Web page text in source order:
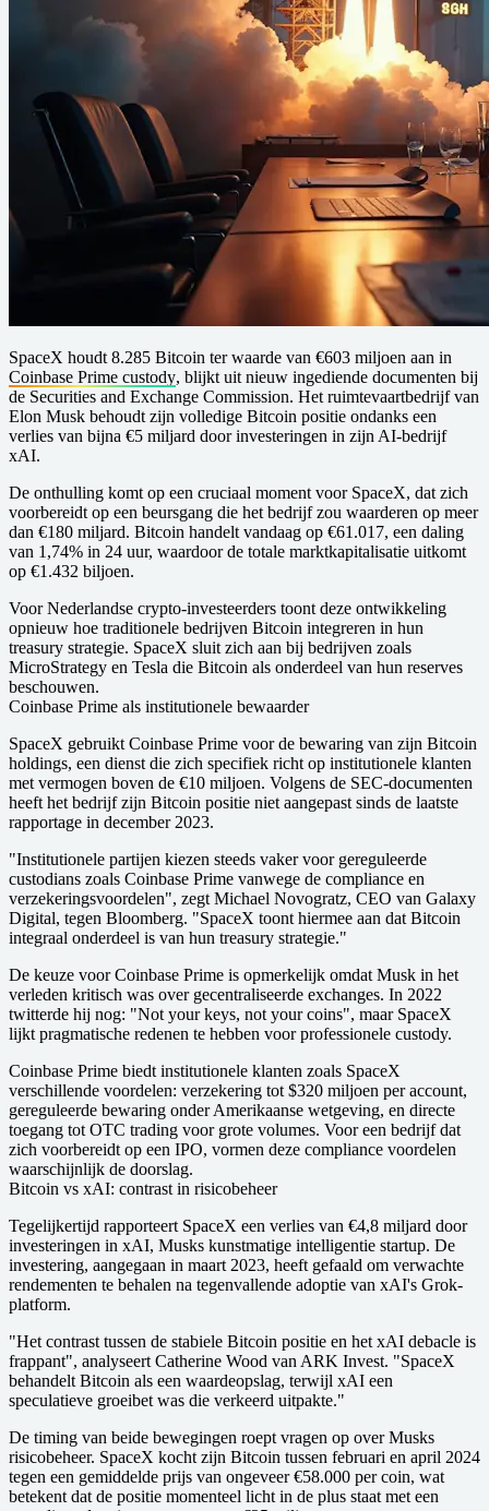
SpaceX houdt 8.285 Bitcoin ter waarde van €603 miljoen aan in
Coinbase Prime custody, blijkt uit nieuw ingediende documenten bij
de Securities and Exchange Commission. Het ruimtevaartbedrijf van
Elon Musk behoudt zijn volledige Bitcoin positie ondanks een
verlies van bijna €5 miljard door investeringen in zijn AI-bedrijf
xAI.
De onthulling komt op een cruciaal moment voor SpaceX, dat zich
voorbereidt op een beursgang die het bedrijf zou waarderen op meer
dan €180 miljard. Bitcoin handelt vandaag op €61.017, een daling
van 1,74% in 24 uur, waardoor de totale marktkapitalisatie uitkomt
op €1.432 biljoen.
Voor Nederlandse crypto-investeerders toont deze ontwikkeling
opnieuw hoe traditionele bedrijven Bitcoin integreren in hun
treasury strategie. SpaceX sluit zich aan bij bedrijven zoals
MicroStrategy en Tesla die Bitcoin als onderdeel van hun reserves
beschouwen.
Coinbase Prime als institutionele bewaarder
SpaceX gebruikt Coinbase Prime voor de bewaring van zijn Bitcoin
holdings, een dienst die zich specifiek richt op institutionele klanten
met vermogen boven de €10 miljoen. Volgens de SEC-documenten
heeft het bedrijf zijn Bitcoin positie niet aangepast sinds de laatste
rapportage in december 2023.
"Institutionele partijen kiezen steeds vaker voor gereguleerde
custodians zoals Coinbase Prime vanwege de compliance en
verzekeringsvoordelen", zegt Michael Novogratz, CEO van Galaxy
Digital, tegen Bloomberg. "SpaceX toont hiermee aan dat Bitcoin
integraal onderdeel is van hun treasury strategie."
De keuze voor Coinbase Prime is opmerkelijk omdat Musk in het
verleden kritisch was over gecentraliseerde exchanges. In 2022
twitterde hij nog: "Not your keys, not your coins", maar SpaceX
lijkt pragmatische redenen te hebben voor professionele custody.
Coinbase Prime biedt institutionele klanten zoals SpaceX
verschillende voordelen: verzekering tot $320 miljoen per account,
gereguleerde bewaring onder Amerikaanse wetgeving, en directe
toegang tot OTC trading voor grote volumes. Voor een bedrijf dat
zich voorbereidt op een IPO, vormen deze compliance voordelen
waarschijnlijk de doorslag.
Bitcoin vs xAI: contrast in risicobeheer
Tegelijkertijd rapporteert SpaceX een verlies van €4,8 miljard door
investeringen in xAI, Musks kunstmatige intelligentie startup. De
investering, aangegaan in maart 2023, heeft gefaald om verwachte
rendementen te behalen na tegenvallende adoptie van xAI's Grok-
platform.
"Het contrast tussen de stabiele Bitcoin positie en het xAI debacle is
frappant", analyseert Catherine Wood van ARK Invest. "SpaceX
behandelt Bitcoin als een waardeopslag, terwijl xAI een
speculatieve groeibet was die verkeerd uitpakte."
De timing van beide bewegingen roept vragen op over Musks
risicobeheer. SpaceX kocht zijn Bitcoin tussen februari en april 2024
tegen een gemiddelde prijs van ongeveer €58.000 per coin, wat
betekent dat de positie momenteel licht in de plus staat met een